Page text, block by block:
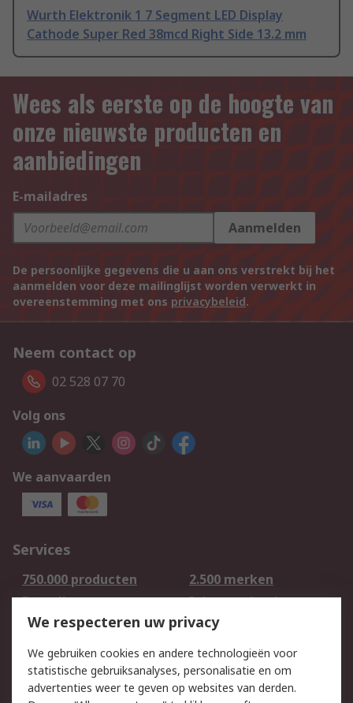
Wurth Elektronik 1 7 Segment LED Display
Cathode Super Red 38mcd Right Side 13.2 mm
Wees als eerste op de hoogte van
onze nieuwste producten en
aanbiedingen
E-mailadres
Aanmelden
De persoonlijke gegevens die u aan ons verstrekt bij het
aanmelden voor deze mailinglijst worden verwerkt in
overeenstemming met ons privacybeleid.
Neem contact op
02 528 07 70
Volg ons
We aanvaarden
Services
750.000 producten
2.500 merken
Bestellen
Inkoopoplossingen
Retouren
Technisch advies
Track & Trace
Wettelijk
We respecteren uw privacy
We gebruiken cookies en andere technologieën voor
statistische gebruiksanalyses, personalisatie en om
advertenties weer te geven op websites van derden.